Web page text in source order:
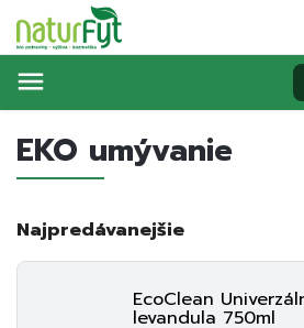
EKO umývanie
Najpredávanejšie
EcoClean
levandula 750ml